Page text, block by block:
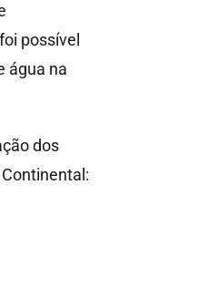
possível
água na
dos